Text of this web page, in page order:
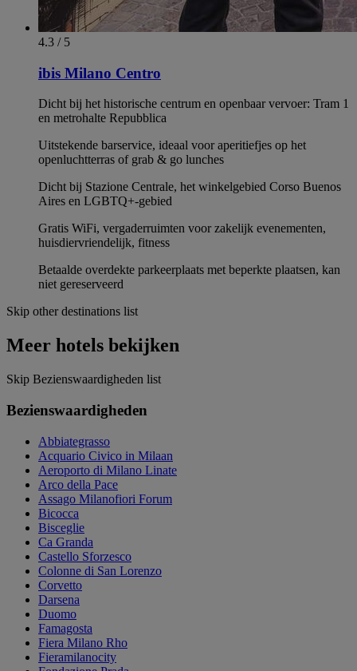
4.3 / 5
ibis Milano Centro
Dicht bij het historische centrum en openbaar vervoer: Tram 1
en metrohalte Repubblica
Uitstekende barservice, ideaal voor aperitiefjes op het
openluchtterras of grab & go lunches
Dicht bij Stazione Centrale, het winkelgebied Corso Buenos
Aires en LGBTQ+-gebied
Gratis WiFi, vergaderruimten voor zakelijk evenementen,
huisdiervriendelijk, fitness
Betaalde overdekte parkeerplaats met beperkte plaatsen, kan
niet gereserveerd
Skip other destinations list
Meer hotels bekijken
Skip Bezienswaardigheden list
Bezienswaardigheden
Abbiategrasso
Acquario Civico in Milaan
Aeroporto di Milano Linate
Arco della Pace
Assago Milanofiori Forum
Bicocca
Bisceglie
Ca Granda
Castello Sforzesco
Colonne di San Lorenzo
Corvetto
Darsena
Duomo
Famagosta
Fiera Milano Rho
Fieramilanocity